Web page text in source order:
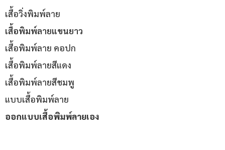
เสื้อวิ่งพิมพ์ลาย
เสื้อพิมพ์ลายแขนยาว
เสื้อพิมพ์ลาย คอปก
เสื้อพิมพ์ลายสีแดง
เสื้อพิมพ์ลายสีชมพู
แบบเสื้อพิมพ์ลาย
ออกแบบเสื้อพิมพ์ลายเอง